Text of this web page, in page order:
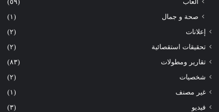
ألعاب
(٥٩)
صحة و جمال
(١)
إعلانات (٢)
تحقيقات استقصائية (٢)
تقارير ومطولات (٨٣)
شخصيات (٢)
غير مصنف (١)
فيديو (٣)